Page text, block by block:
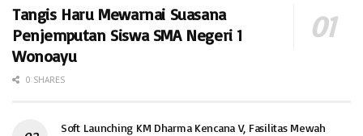
Tangis Haru Mewarnai Suasana
Penjemputan Siswa SMA Negeri 1
Wonoayu
0 SHARES
Soft Launching KM Dharma Kencana V, Fasilitas Mewah